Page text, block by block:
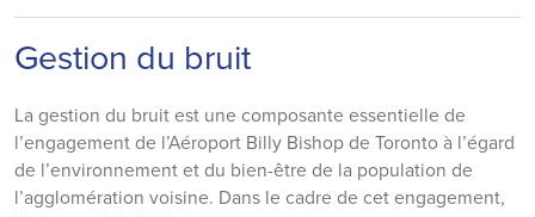
Gestion du bruit
La gestion du bruit est une composante essentielle de
l’engagement de l’Aéroport Billy Bishop de Toronto à l’égard
de l’environnement et du bien-être de la population de
l’agglomération voisine. Dans le cadre de cet engagement,